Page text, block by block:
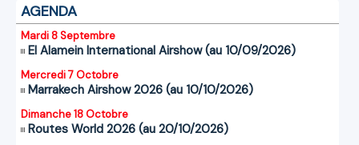
AGENDA
Mardi 8 Septembre
El Alamein International Airshow (au 10/09/2026)
Mercredi 7 Octobre
Marrakech Airshow 2026 (au 10/10/2026)
Dimanche 18 Octobre
Routes World 2026 (au 20/10/2026)